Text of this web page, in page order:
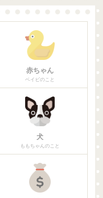
赤ちゃん
ベイビのこと
犬
ももちゃんのこと